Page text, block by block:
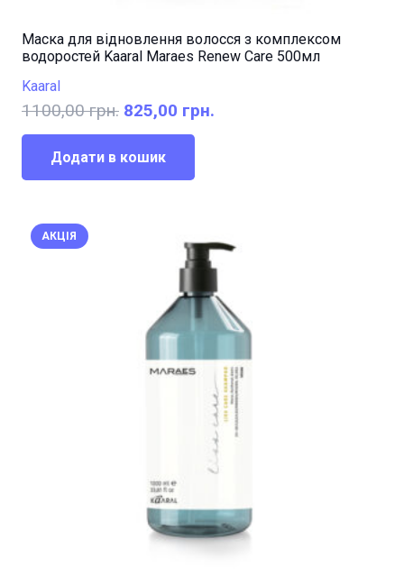
Маска для відновлення волосся з комплексом
водоростей Kaaral Maraes Renew Care 500мл
Kaaral
1100,00грн. Оригінальна
ціна:
1100,00 грн..
825,00 грн.
Додати в кошик
АКЦІЯ